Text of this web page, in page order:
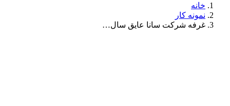
خانه
نمونه کار
غرفه شرکت سانا عایق سال…